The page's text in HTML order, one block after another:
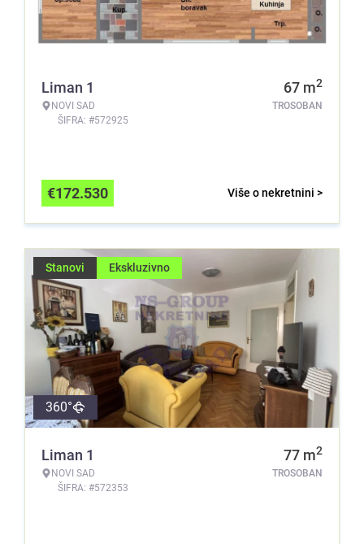
Liman 1
NOVI SAD
ŠIFRA: #572925
67 m2
TROSOBAN
Više o nekretnini >
€172.530
Stanovi Ekskluzivno
360°
Liman 1
NOVI SAD
ŠIFRA: #572353
77 m2
TROSOBAN